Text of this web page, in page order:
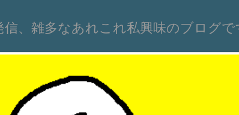
、雑多なあれこれ私興味のブログで